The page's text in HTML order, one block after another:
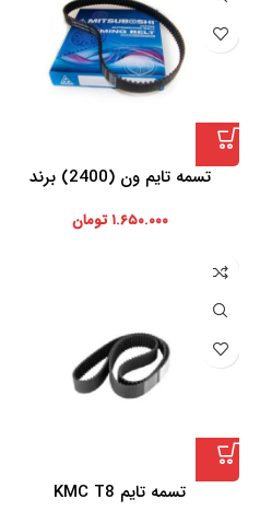
تسمه تایم ون (2400) برند
۱.۶۵۰.۰۰۰ تومان
تسمه تایم KMC T8